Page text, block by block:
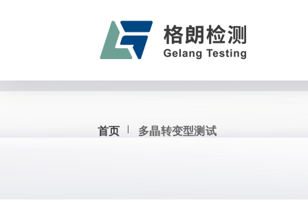
首页 多晶转变型测试